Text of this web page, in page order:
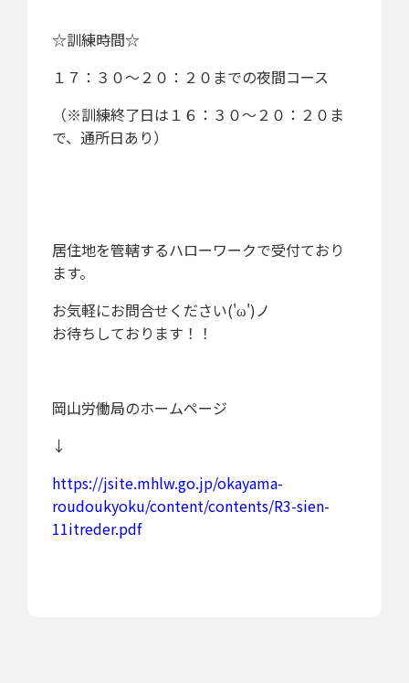
☆訓練時間☆
１７：３０～２０：２０までの夜間コース
（※訓練終了日は１６：３０～２０：２０ま
で、通所日あり）
居住地を管轄するハローワークで受付ており
ます。
お気軽にお問合せください('ω')ノ
お待ちしております！！
岡山労働局のホームページ
↓
https://jsite.mhlw.go.jp/okayama-
roudoukyoku/content/contents/R3-sien-
11itreder.pdf